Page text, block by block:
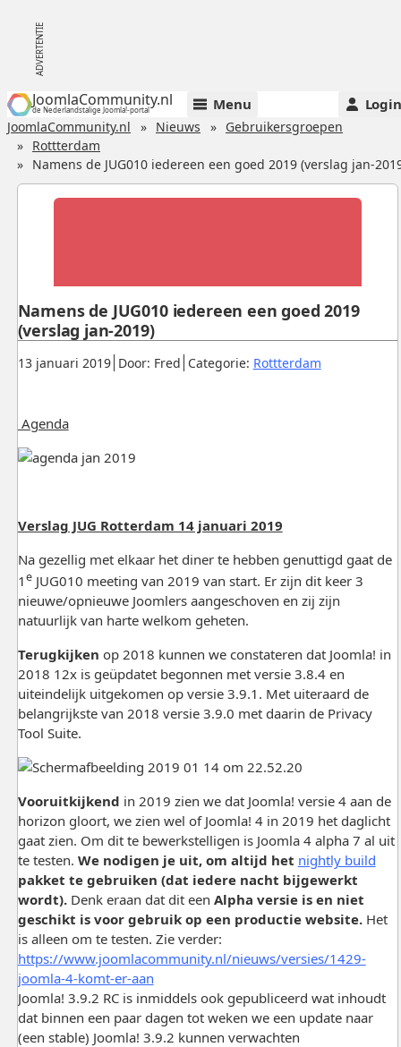
JoomlaCommunity.nl
de Nederlandstalige Joomla!-portal Menu Login
JoomlaCommunity.nl Nieuws
Gebruikersgroepen
Rottterdam
Namens de JUG010 iedereen een goed 2019 (verslag jan-
Gepubliceerd:
13 januari 2019. Door: Fred. Categorie: Rottterdam.
Namens de JUG010 iedereen een goed 2019
(verslag jan-2019)
Agenda
Verslag JUG Rotterdam 14 januari 2019
Na gezellig met elkaar het diner te hebben genuttigd gaat de
1eJUG010 meeting van 2019 van start. Er zijn dit keer 3
nieuwe/opnieuwe Joomlers aangeschoven en zij zijn
natuurlijk van harte welkom geheten.
Terugkijken op 2018 kunnen we constateren dat Joomla! in
2018 12x is geüpdatet begonnen met versie 3.8.4 en
uiteindelijk uitgekomen op versie 3.9.1. Met uiteraard de
belangrijkste van 2018 versie 3.9.0 met daarin de Privacy
Tool Suite.
Vooruitkijkend in 2019 zien we dat Joomla! versie 4 aan de
horizon gloort, we zien wel of Joomla! 4 in 2019 het daglicht
gaat zien. Om dit te bewerkstelligen is Joomla 4 alpha 7 al uit
te testen. We nodigen je uit, om altijd het nightly build
pakket te gebruiken (dat iedere nacht bijgewerkt
wordt).Denk eraan dat dit een Alpha versie is en niet
geschikt is voor gebruik op een productie website.Het
is alleen om te testen. Zie verder:
https://www.joomlacommunity.nl/nieuws/versies/1429-
joomla-4-komt-er-aan
Joomla! 3.9.2 RC is inmiddels ook gepubliceerd wat inhoudt
dat binnen een paar dagen tot weken we een update naar
(een stable) Joomla! 3.9.2 kunnen verwachten